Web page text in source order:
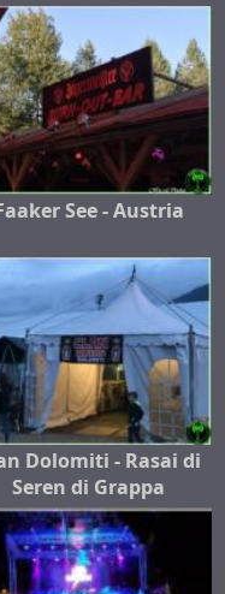
See - Austria
Dolomiti - Rasai di
Seren di Grappa